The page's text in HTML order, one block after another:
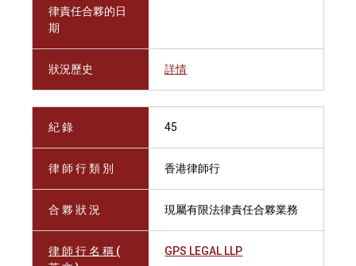
律責任合夥的日
期
狀況歷史 詳情
紀 錄 45
律 師 行 類 別 香港律師行
合 夥 狀 況 現屬有限法律責任合夥業務
律 師 行 名 稱 (
GPS LEGAL LLP